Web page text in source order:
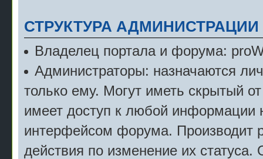
СТРУКТУРА
Владелец портала и форума:
Администраторы: назначаются
только ему. Могут иметь скрытый
имеет доступ к любой информации
интерфейсом форума. Производит
действия по изменение их